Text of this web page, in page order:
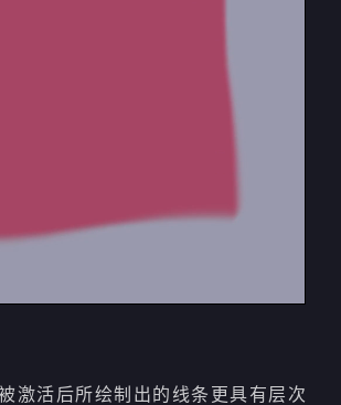
激活后所绘制出的线条更具有层次